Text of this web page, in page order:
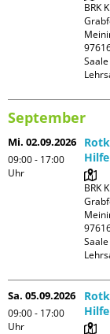
BRK
Saale
September
Mi. 02.09.2026
09:00 - 17:00
Uhr
Hilfe
BRK
Saale
Sa. 05.09.2026
09:00 - 17:00
Uhr
Hilfe